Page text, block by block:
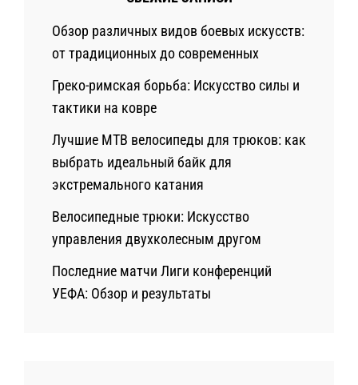
Обзор различных видов боевых искусств:
от традиционных до современных
Греко-римская борьба: Искусство силы и
тактики на ковре
Лучшие MTB велосипеды для трюков: как
выбрать идеальный байк для
экстремального катания
Велосипедные трюки: Искусство
управления двухколесным другом
Последние матчи Лиги конференций
УЕФА: Обзор и результаты